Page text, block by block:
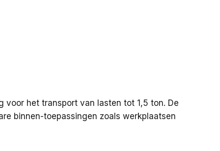
voor het transport van lasten tot 1,5 ton. De
binnen-toepassingen zoals werkplaatsen